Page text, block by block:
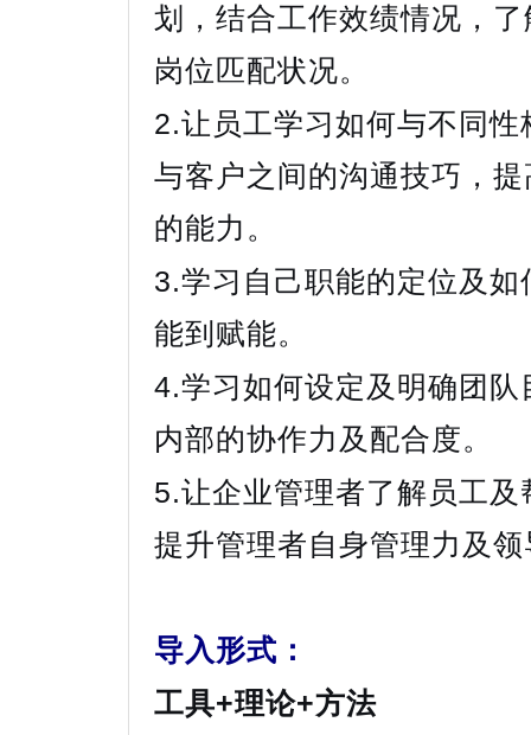
划，结合工作效绩情况，
岗位匹配状况。
2.让员工学习如何与不同
与客户之间的沟通技巧，
的能力。
3.学习自己职能的定位及
能到赋能。
4.学习如何设定及明确团队
内部的协作力及配合度。
5.让企业管理者了解员工
提升管理者自身管理力及领
导入形式：
工具+理论+方法